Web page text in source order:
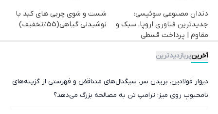
دندان مصنوعی سوئیسی:
جدیدترین فناوری اروپا، سبک و
مقاوم | پرداخت قسطی
شست و شوی چربی های کبد با
نوشیدنی گیاهی(55%تخفیف)
آخرینپربازدیدترین
دیوار فولادین، بریدن سر، سیگنال‌های متناقض و فهرستی از گزینه‌های
نامحبوبِ روی میز؛ ترامپ تن به مصالحه بزرگ می‌دهد؟